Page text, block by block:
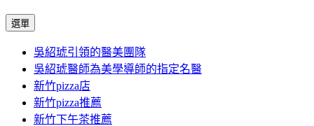
選單
主
要
內
容
吳紹琥引領的醫美團隊
吳紹琥醫師為美學導師的指定名醫
新竹pizza店
新竹pizza推薦
新竹下午茶推薦